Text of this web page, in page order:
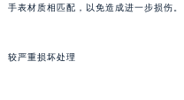
手表材质相匹配，以免造成进一步损伤。
较严重损坏处理